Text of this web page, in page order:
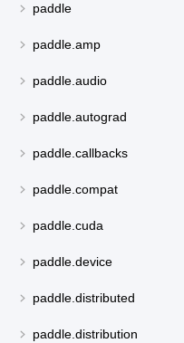
paddle
paddle.amp
paddle.audio
paddle.autograd
paddle.callbacks
paddle.compat
paddle.cuda
paddle.device
paddle.distributed
paddle.distribution